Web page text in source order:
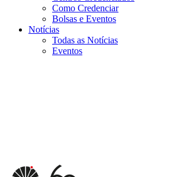
Como Credenciar
Bolsas e Eventos
Notícias
Todas as Notícias
Eventos